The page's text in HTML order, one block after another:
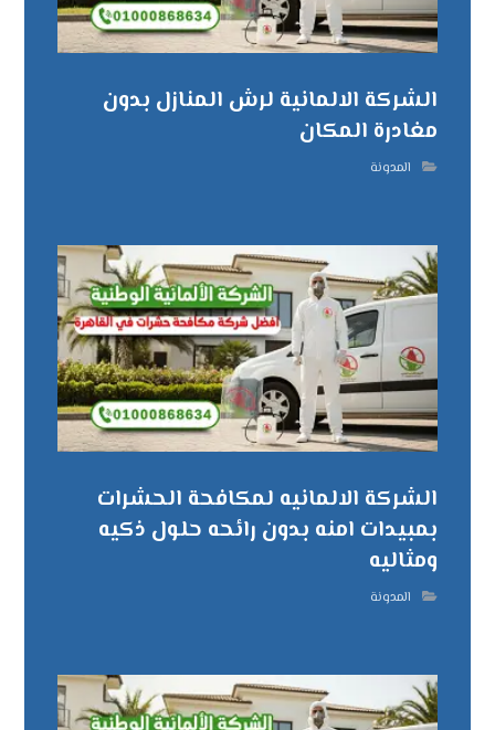
الشركة الالمانية لرش المنازل بدون
مغادرة المكان
المدونة
الشركة الالمانيه لمكافحة الحشرات
بمبيدات امنه بدون رائحه حلول ذكيه
ومثاليه
المدونة